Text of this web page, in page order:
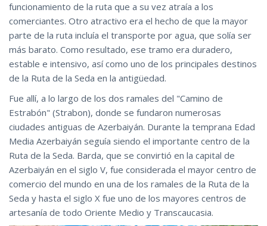
funcionamiento de la ruta que a su vez atraía a los
comerciantes. Otro atractivo era el hecho de que la mayor
parte de la ruta incluía el transporte por agua, que solía ser
más barato. Como resultado, ese tramo era duradero,
estable e intensivo, así como uno de los principales destinos
de la Ruta de la Seda en la antigüedad.
Fue allí, a lo largo de los dos ramales del "Camino de
Estrabón" (Strabon), donde se fundaron numerosas
ciudades antiguas de Azerbaiyán. Durante la temprana Edad
Media Azerbaiyán seguía siendo el importante centro de la
Ruta de la Seda. Barda, que se convirtió en la capital de
Azerbaiyán en el siglo V, fue considerada el mayor centro de
comercio del mundo en una de los ramales de la Ruta de la
Seda y hasta el siglo X fue uno de los mayores centros de
artesanía de todo Oriente Medio y Transcaucasia.